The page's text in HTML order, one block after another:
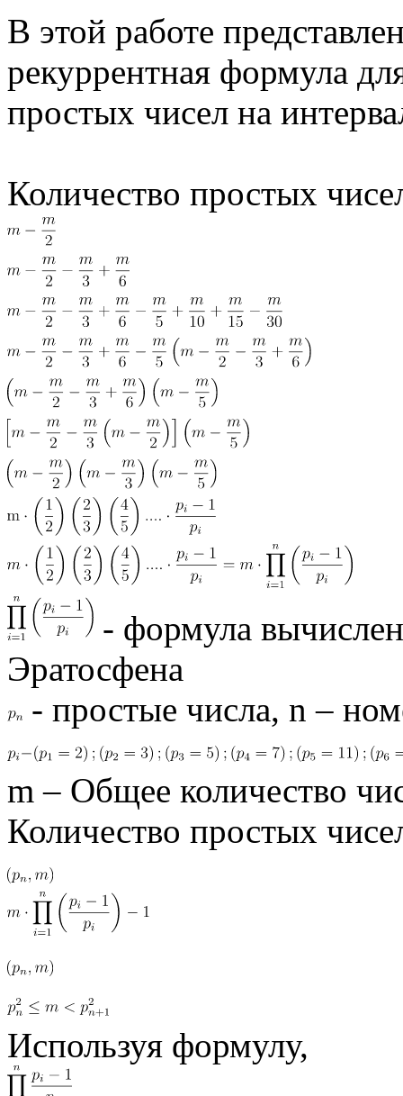
В этой работе
рекуррентная формула
простых чисел на
Количество простых
- формула
Эратосфена
- простые числа, n –
m – Общее количество
Количество простых
Используя формулу,